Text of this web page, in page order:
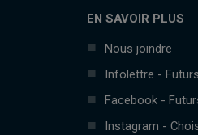
EN SAVOIR PLUS
Nous joindre
Infolettre -
Facebook -
Instagram -